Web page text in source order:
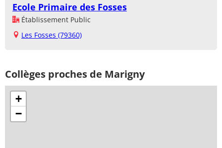
Ecole Primaire des Fosses
Établissement Public
Les Fosses (79360)
Collèges proches de Marigny
+
−